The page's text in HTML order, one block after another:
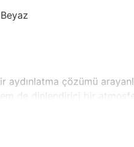
aydınlatma çözümü
de dinlendirici bir
eden bu aydınlatma